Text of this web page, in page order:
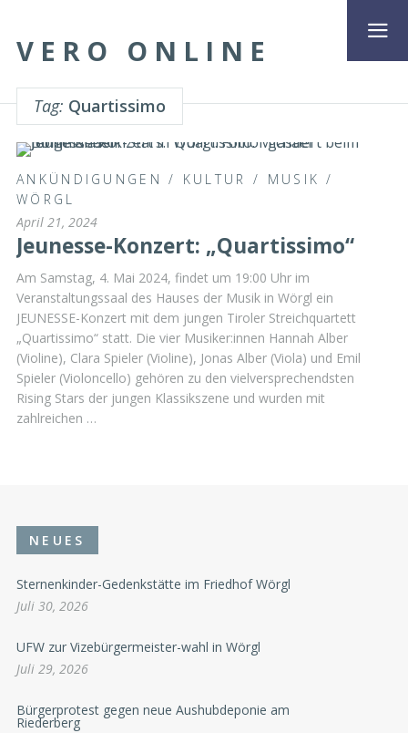
VERO ONLINE
Tag: Quartissimo
ANKÜNDIGUNGEN / KULTUR / MUSIK /
WÖRGL
April 21, 2024
Jeunesse-Konzert: „Quartissimo“
Am Samstag, 4. Mai 2024, findet um 19:00 Uhr im
Veranstaltungssaal des Hauses der Musik in Wörgl ein
JEUNESSE-Konzert mit dem jungen Tiroler Streichquartett
„Quartissimo“ statt. Die vier Musiker:innen Hannah Alber
(Violine), Clara Spieler (Violine), Jonas Alber (Viola) und Emil
Spieler (Violoncello) gehören zu den vielversprechendsten
Rising Stars der jungen Klassikszene und wurden mit
zahlreichen …
NEUES
Sternenkinder-Gedenkstätte im Friedhof Wörgl
Juli 30, 2026
UFW zur Vizebürgermeister-wahl in Wörgl
Juli 29, 2026
Bürgerprotest gegen neue Aushubdeponie am
Riederberg